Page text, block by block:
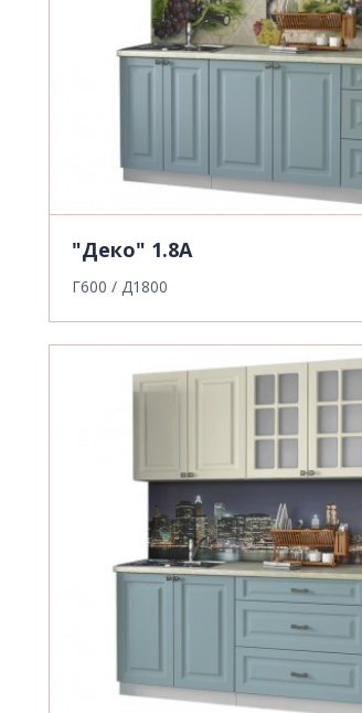
"Деко" 1.8А
Г600 / Д1800